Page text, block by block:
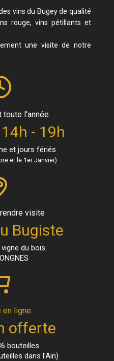
vins du Bugey de qualité
rouge, vins pétillants et
une visite de notre
toute l'année
- 19h
et jours fériés
et le 1er Janvier)
visite
Bugiste
du bois
en ligne
offerte
bouteilles
dans l'Ain)